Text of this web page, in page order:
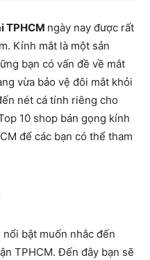
TPHCM ngày nay được rất
Kính mắt là một sản
bạn có vấn đề về mắt
vừa bảo vệ đôi mắt khỏi
nét cá tính riêng cho
10 shop bán gọng kính
để các bạn có thể tham
nổi bật muốn nhắc đến
TPHCM. Đến đây bạn sẽ